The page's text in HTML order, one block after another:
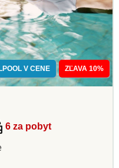
V CENE ZĽAVA 10%
6 za pobyt